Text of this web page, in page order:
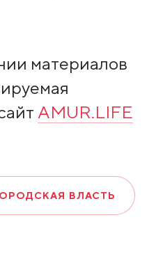
материалов
AMUR.LIFE
ВЛАСТЬ